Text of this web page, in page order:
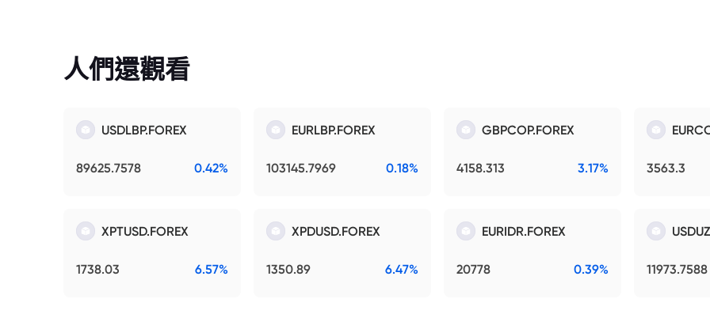
人們還觀看
USDLBP.FOREX
89625.7578 0.42%
EURLBP.FOREX
103145.7969 0.18%
GBPCOP.FOREX
4158.313 3.17% 3563.3
XPTUSD.FOREX
1738.03 6.57%
XPDUSD.FOREX
1350.89 6.47%
EURIDR.FOREX
20778 0.39% 11973.7588